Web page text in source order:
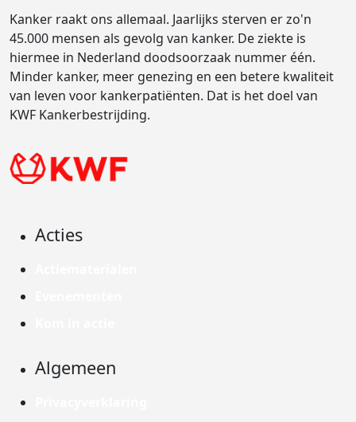
Kanker raakt ons allemaal. Jaarlijks sterven er zo'n
45.000 mensen als gevolg van kanker. De ziekte is
hiermee in Nederland doodsoorzaak nummer één.
Minder kanker, meer genezing en een betere kwaliteit
van leven voor kankerpatiënten. Dat is het doel van
KWF Kankerbestrijding.
Acties
Algemeen